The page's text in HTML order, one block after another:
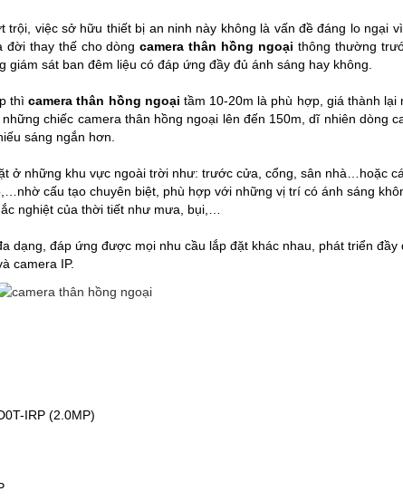
trội, việc sở hữu thiết bị an ninh này không là vấn đề đáng lo ngại
đời thay thế cho dòngcamera thân hồng ngoại thông thường
sát ban đêm liệu có đáp ứng đầy đủ ánh sáng hay không.
thìcamera thân hồng ngoại tầm 10-20m là phù hợp, giá thành lại
chiếc camera thân hồng ngoại lên đến 150m, dĩ nhiên dòng
sáng ngắn hơn.
ở những khu vực ngoài trời như: trước cửa, cổng, sân nhà…hoặc
cấu tạo chuyên biệt, phù hợp với những vị trí có ánh sáng
nghiệt của thời tiết như mưa, bụi,…
dạng, đáp ứng được mọi nhu cầu lắp đặt khác nhau, phát triển đầy
camera IP.
IRP (2.0MP)